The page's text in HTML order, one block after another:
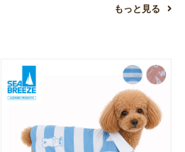
もっと見る